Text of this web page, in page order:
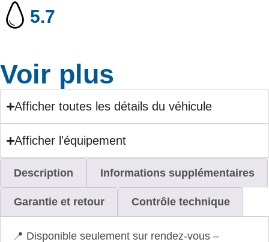
5.7
Voir plus
Afficher toutes les détails du véhicule
Afficher l'équipement
Description Informations supplémentaires
Garantie et retour Contrôle technique
📍 Disponible seulement sur rendez-vous –